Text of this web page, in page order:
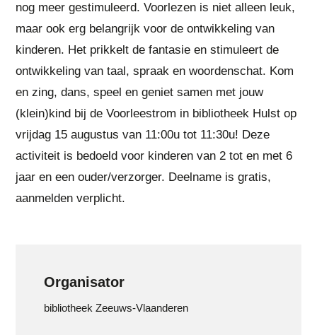
nog meer gestimuleerd. Voorlezen is niet alleen leuk,
maar ook erg belangrijk voor de ontwikkeling van
kinderen. Het prikkelt de fantasie en stimuleert de
ontwikkeling van taal, spraak en woordenschat. Kom
en zing, dans, speel en geniet samen met jouw
(klein)kind bij de Voorleestrom in bibliotheek Hulst op
vrijdag 15 augustus van 11:00u tot 11:30u! Deze
activiteit is bedoeld voor kinderen van 2 tot en met 6
jaar en een ouder/verzorger. Deelname is gratis,
aanmelden verplicht.
Organisator
bibliotheek Zeeuws-Vlaanderen